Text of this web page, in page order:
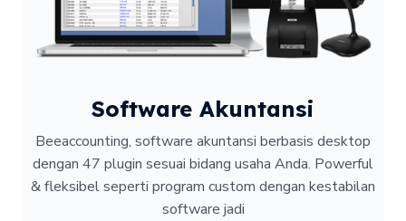
Software Akuntansi
Beeaccounting, software akuntansi berbasis desktop
dengan 47 plugin sesuai bidang usaha Anda. Powerful
& fleksibel seperti program custom dengan kestabilan
software jadi